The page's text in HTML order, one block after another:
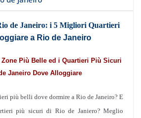
de Janeiro: i 5 Migliori Quartieri
a Rio de Janeiro
Zone Più Belle ed i Quartieri Più Sicuri
Janeiro Dove Alloggiare
più belli dove dormire a Rio de Janeiro? E
più sicuri di Rio de Janiero? Meglio